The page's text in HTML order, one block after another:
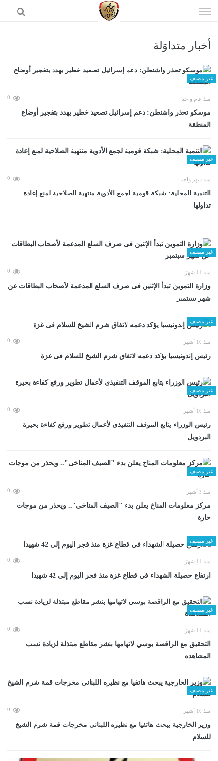
الى
أخبار متداوَلة
غير مصنف
منذ عام واحد 0
موسكو تحذر واشنطن: دعم إسرائيل تصعيد خطير يهدد بتفجير أوضاع
المنطقة
غير مصنف
منذ شهر واحد 0
التنمية المحلية: شبكة قومية لجمع الأدوية منتهية الصلاحية لمنع إعادة
تداولها
غير مصنف
منذ 11 شهرًا 0
وزارة التموين تبدأ الإثنين فى صرف السلع المدعمة لأصحاب البطاقات عن
شهر سبتمبر
غير مصنف
منذ 10 أشهر 0
رئيس إندونيسيا يؤكد دعمه لاتفاق شرم الشيخ للسلام فى غزة
غير مصنف
منذ 10 أشهر 0
رئيس الوزراء يتابع الموقف التنفيذى لأعمال تطوير ورفع كفاءة بحيرة
البردويل
غير مصنف
منذ 3 أشهر 0
مركز معلومات المناخ يعلن بدء "الصيف المناخى".. ويحذر من موجات
حارة
غير مصنف
منذ 11 شهرًا 0
ارتفاع حصيلة الشهداء في قطاع غزة منذ فجر اليوم إلى 42 شهيدا
غير مصنف
منذ 11 شهرًا 0
التحقيق مع الراقصة بوسي لاتهامها بنشر مقاطع مبتذلة لزيادة نسب
المشاهدة
غير مصنف
منذ 10 أشهر 0
وزير الخارجية يبحث هاتفيا مع نظيره اللبنانى مخرجات قمة شرم الشيخ
للسلام